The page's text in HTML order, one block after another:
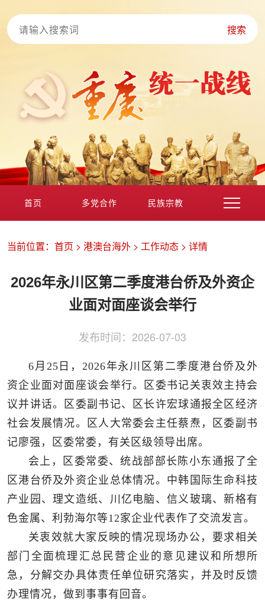
搜索
首页 多党合作 民族宗教
侨务工作 区县动态 统战历史文化
当前位置： 首页 > 港澳台海外 > 工作动态 > 详情
2026年永川区第二季度港台侨及外资企
业面对面座谈会举行
发布时间： 2026-07-03
6月25日，2026年永川区第二季度港台侨及外
资企业面对面座谈会举行。区委书记关衷效主持会
议并讲话。区委副书记、区长许宏球通报全区经济
社会发展情况。区人大常委会主任蔡焘，区委副书
记廖强，区委常委，有关区级领导出席。
会上，区委常委、统战部部长陈小东通报了全
区港台侨及外资企业总体情况。中韩国际生命科技
产业园、理文造纸、川亿电脑、信义玻璃、新格有
色金属、利勃海尔等12家企业代表作了交流发言。
关衷效就大家反映的情况现场办公，要求相关
部门全面梳理汇总民营企业的意见建议和所想所
急，分解交办具体责任单位研究落实，并及时反馈
办理情况，做到事事有回音。